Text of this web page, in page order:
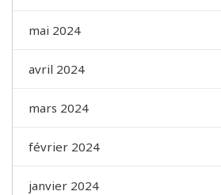
mai 2024
avril 2024
mars 2024
février 2024
janvier 2024